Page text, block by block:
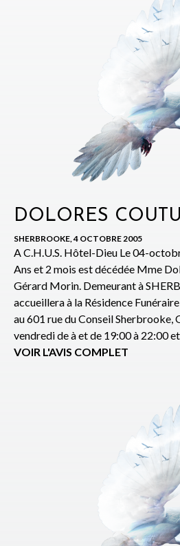
DOLORES
SHERBROOKE, 4 OCTOBRE 2005
A C.H.U.S. Hôtel-Dieu Le 04-
Ans et 2 mois est décédée Mme
Gérard Morin. Demeurant à
accueillera à la Résidence
au 601 rue du Conseil Sherbrooke,
vendredi de à et de 19:00 à 22:00
VOIR L'AVIS COMPLET